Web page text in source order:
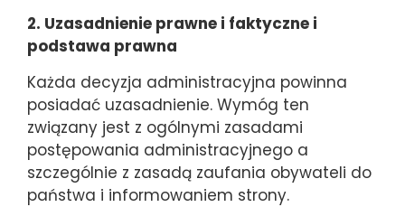
2. Uzasadnienie prawne i faktyczne i
podstawa prawna
Każda decyzja administracyjna powinna
posiadać uzasadnienie. Wymóg ten
związany jest z ogólnymi zasadami
postępowania administracyjnego a
szczególnie z zasadą zaufania obywateli do
państwa i informowaniem strony.